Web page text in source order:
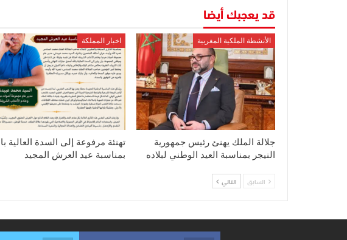
قد يعجبك أيضا
الأنشطة الملكية المغربية
جلالة الملك يهنئ رئيس جمهورية
النيجر بمناسبة العيد الوطني لبلاده
اخبار المملكة
تهنئة مرفوعة إلى السدة العالية
بمناسبة عيد العرش المجيد
السابق التالي